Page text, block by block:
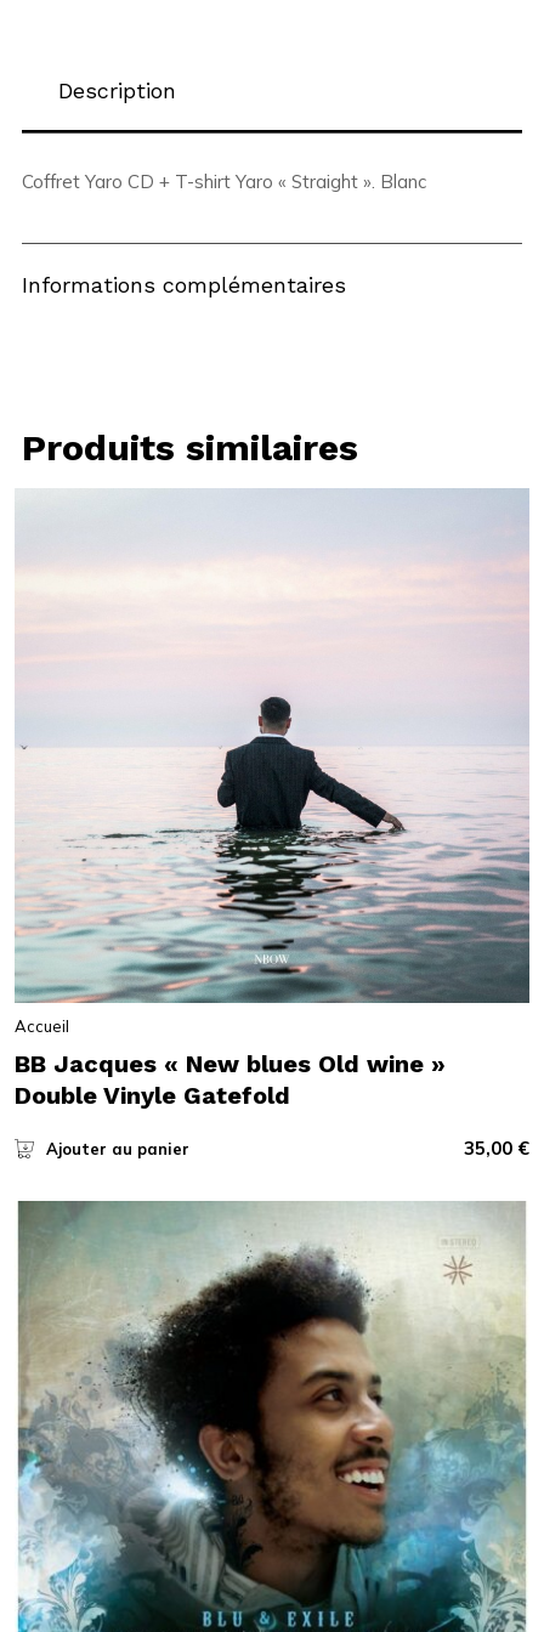
Description
Coffret Yaro CD + T-shirt Yaro « Straight ». Blanc
Informations complémentaires
Produits similaires
Accueil
BB Jacques « New blues Old wine »
Double Vinyle Gatefold
Ajouter au panier 35,00 €